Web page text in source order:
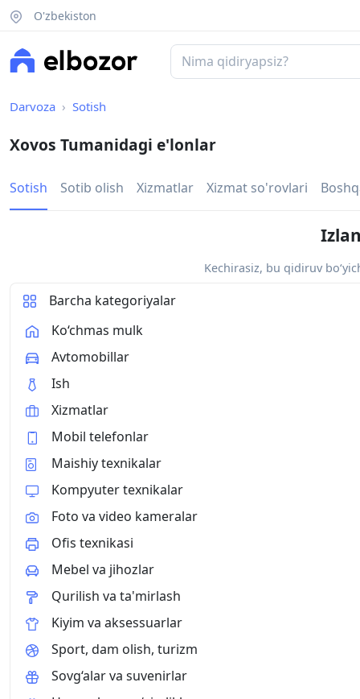
O'zbekiston
Darvoza Sotish
Xovos Tumanidagi e'lonlar
Sotish Sotib olish Xizmatlar Xizmat so'rovlari
Kechirasiz, bu qidiruv
Barcha kategoriyalar
Ko‘chmas mulk
Avtomobillar
Ish
Xizmatlar
Mobil telefonlar
Maishiy texnikalar
Kompyuter texnikalar
Foto va video kameralar
Ofis texnikasi
Mebel va jihozlar
Qurilish va ta'mirlash
Kiyim va aksessuarlar
Sport, dam olish, turizm
Sovg‘alar va suvenirlar